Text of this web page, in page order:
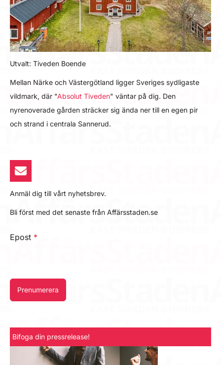
Utvalt: Tiveden Boende
Mellan Närke och Västergötland ligger Sveriges sydligaste
vildmark, där "Absolut Tiveden" väntar på dig. Den
nyrenoverade gården sträcker sig ända ner till en egen pir
och strand i centrala Sannerud.
Anmäl dig till vårt nyhetsbrev.
Bli först med det senaste från Affärsstaden.se
Epost *
Prenumerera
Bifoga din pressrelease!